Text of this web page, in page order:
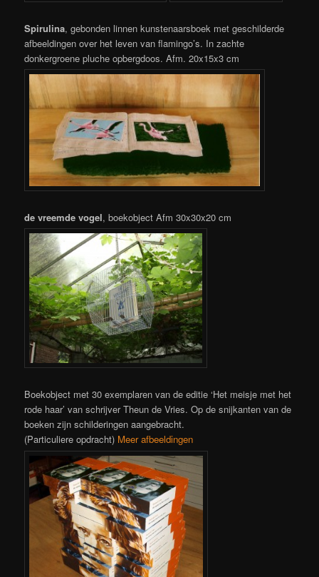
Spirulina, gebonden linnen kunstenaarsboek met geschilderde
afbeeldingen over het leven van flamingo’s. In zachte
donkergroene pluche opbergdoos. Afm. 20x15x3 cm
de vreemde vogel, boekobject Afm 30x30x20 cm
Boekobject met 30 exemplaren van de editie ‘Het meisje met het
rode haar’ van schrijver Theun de Vries. Op de snijkanten van de
boeken zijn schilderingen aangebracht.
(Particuliere opdracht) Meer afbeeldingen